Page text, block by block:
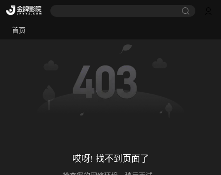
首页
哎呀! 找不到页面了